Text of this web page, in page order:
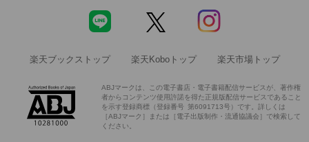
絵本・児童書
楽天ブックストップ 楽天Koboトップ 楽天市場トップ
ABJマークは、この電子書店・電子書籍配信サービスが、著作権
者からコンテンツ使用許諾を得た正規版配信サービスであること
を示す登録商標（登録番号 第6091713号）です。詳しくは
［ABJマーク］または［電子出版制作・流通協議会］で検索して
ください。